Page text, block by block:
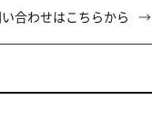
い合わせはこちらから